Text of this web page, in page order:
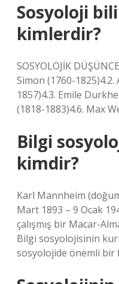
Sosyoloji
kimlerdir?
SOSYOLOJİK
Simon (1760-
1857)4.3. Emile
(1818-1883)4.6. Max
Bilgi
kimdir?
Karl Mannheim
Mart 1893 – 9 Ocak
çalışmış bir Macar-
Bilgi sosyolojisinin
sosyolojide önemli bir